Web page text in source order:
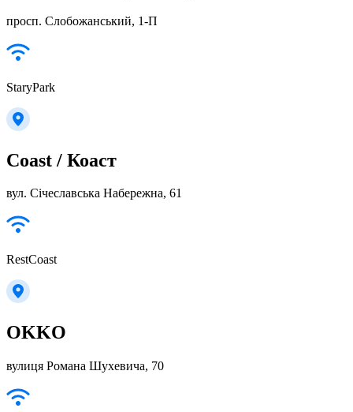
просп. Слобожанський, 1-П
StaryPark
Coast / Коаст
вул. Січеславська Набережна, 61
RestCoast
OKKO
вулиця Романа Шухевича, 70